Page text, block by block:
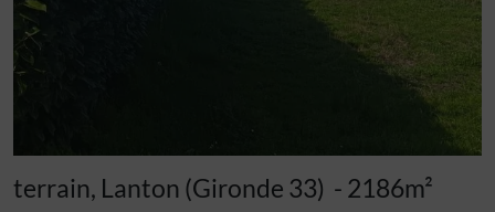
terrain, Lanton (Gironde 33) - 2186m²